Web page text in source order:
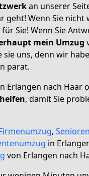
an unserer
geht! Wenn Sie nicht
Sie! Wenn Sie
mein Umzug
sie uns, denn wir
parat.
Erlangen nach Haar
, damit Sie
,
in
von Erlangen nach